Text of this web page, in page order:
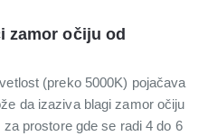
zamor očiju od
(preko 5000K) pojačava
da izaziva blagi zamor očiju
prostore gde se radi 4 do 6